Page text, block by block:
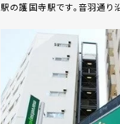
駅の護国寺駅です。音羽通り